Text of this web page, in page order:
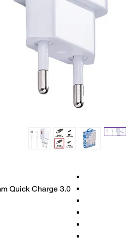
Quick Charge 3.0